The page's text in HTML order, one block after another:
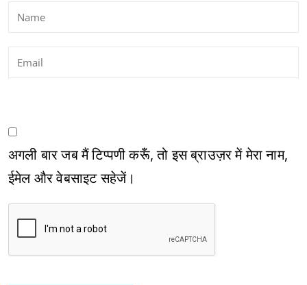
अगली बार जब मैं टिप्पणी करूँ, तो इस ब्राउज़र में मेरा नाम,
ईमेल और वेबसाइट सहेजें।